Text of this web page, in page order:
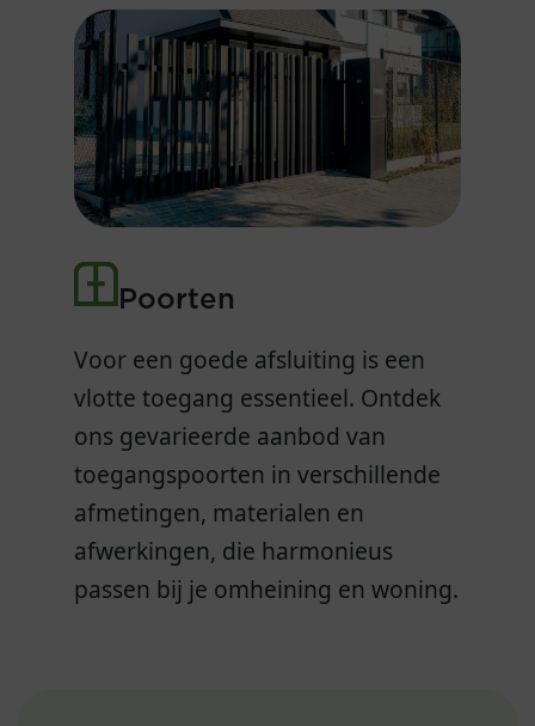
Poorten
Voor een goede afsluiting is een
vlotte toegang essentieel. Ontdek
ons gevarieerde aanbod van
toegangspoorten in verschillende
afmetingen, materialen en
afwerkingen, die harmonieus
passen bij je omheining en woning.
category
Analytics
description
ID used to identify
users
name
_gid
host
lenaersnv.be
duration
24 hours
type
category
Analytics
description
ID used to identify
users for 24 hours
after last activity
category
Essential
description
Bijhouden van voorkeuren
betrekking to de
cookiebanner